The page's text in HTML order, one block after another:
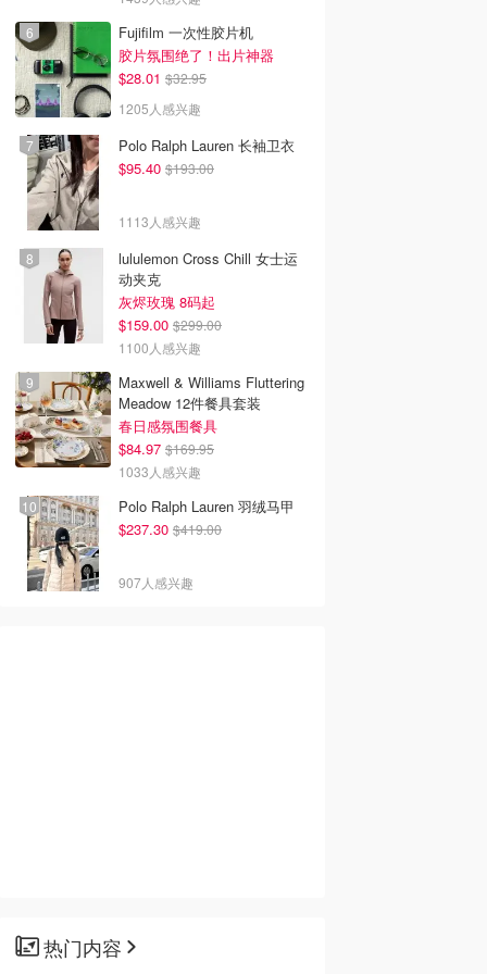
Series
机 HD2640/10
面包机 不锈钢
Fujifilm 一次性胶片机
胶片氛围绝了！出片神器
$28.01 $32.95
1205人感兴趣
Polo Ralph Lauren 长袖卫衣
$95.40 $193.00
1113人感兴趣
lululemon Cross Chill 女士运
动夹克
灰烬玫瑰 8码起
$159.00 $299.00
1100人感兴趣
Maxwell & Williams Fluttering
Meadow 12件餐具套装
春日感氛围餐具
$84.97 $169.95
1033人感兴趣
Polo Ralph Lauren 羽绒马甲
$237.30 $419.00
907人感兴趣
热门内容